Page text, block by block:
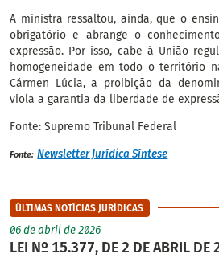
A ministra ressaltou, ainda, que o
obrigatório e abrange o
expressão. Por isso, cabe à União
homogeneidade em todo o território
Cármen Lúcia, a proibição da
viola a garantia da liberdade de
Fonte: Supremo Tribunal Federal
Fonte: Newsletter Jurídica Síntese
ÚLTIMAS NOTÍCIAS JURÍDICAS
06 de abril de 2026
LEI Nº 15.377, DE 2 DE ABRIL DE